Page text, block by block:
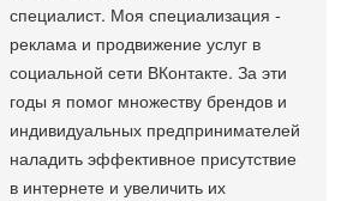
специалист. Моя специализация -
реклама и продвижение услуг в
социальной сети ВКонтакте. За эти
годы я помог множеству брендов и
индивидуальных предпринимателей
наладить эффективное присутствие
в интернете и увеличить их